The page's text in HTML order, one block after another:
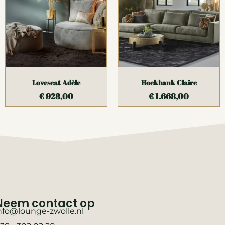
Loveseat Adèle
€928,00
Hoekbank Claire
€1.668,00
contact op
zwolle.nl